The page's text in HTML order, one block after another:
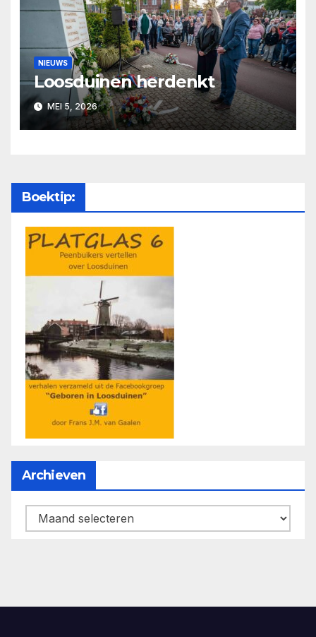
NIEUWS
Loosduinen herdenkt
MEI 5, 2026
Boektip:
Archieven
Archieven